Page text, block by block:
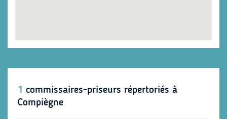
1 commissaires-priseurs répertoriés à
Compiègne